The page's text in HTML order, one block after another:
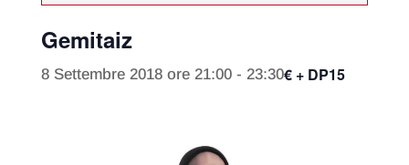
Gemitaiz
8 Settembre 2018 ore 21:00- 23:30€ + DP15